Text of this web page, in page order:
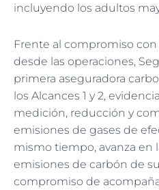
incluyendo los adultos
Frente al compromiso
desde las operaciones,
primera aseguradora
los Alcances 1 y 2,
medición, reducción y
emisiones de gases de
mismo tiempo, avanza en
emisiones de carbón de
compromiso de